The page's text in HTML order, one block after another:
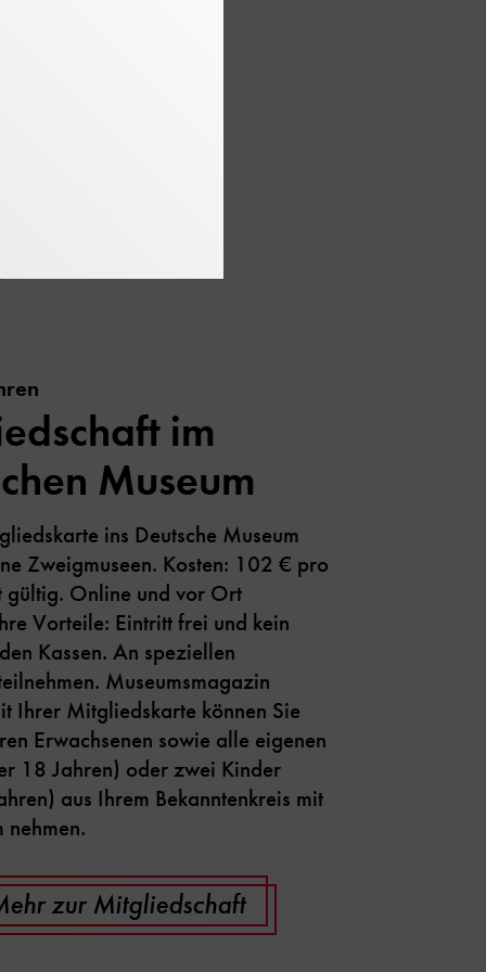
Reden Sie mit!
im
Museum
ins Deutsche Museum
Zweigmuseen. Kosten: 102 € pro
gültig. Online und vor Ort
Vorteile: Eintritt frei und kein
Kassen. An speziellen
Museumsmagazin
Ihrer Mitgliedskarte können Sie
Erwachsenen sowie alle eigenen
18 Jahren) oder zwei Kinder
aus Ihrem Bekanntenkreis mit
nehmen.
zur Mitgliedschaft